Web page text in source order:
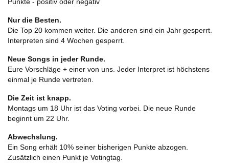
Punkte - positiv oder negativ
Nur die Besten.
Die Top 20 kommen weiter. Die anderen sind ein Jahr gesperrt.
Interpreten sind 4 Wochen gesperrt.
Neue Songs in jeder Runde.
Eure Vorschläge + einer von uns. Jeder Interpret ist höchstens
einmal je Runde vertreten.
Die Zeit ist knapp.
Montags um 18 Uhr ist das Voting vorbei. Die neue Runde
beginnt um 22 Uhr.
Abwechslung.
Ein Song erhält 10% seiner bisherigen Punkte abzogen.
Zusätzlich einen Punkt je Votingtag.